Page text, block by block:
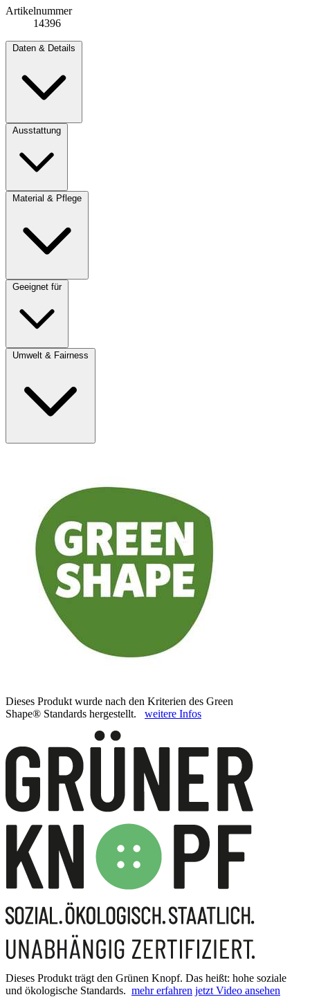
Artikelnummer
14396
Daten & Details
Ausstattung
Material & Pflege
Geeignet für
Umwelt & Fairness
Dieses Produkt wurde nach den Kriterien des Green
Shape® Standards hergestellt. weitere Infos
Dieses Produkt trägt den Grünen Knopf. Das heißt: hohe soziale
und ökologische Standards. mehr erfahren jetzt Video ansehen